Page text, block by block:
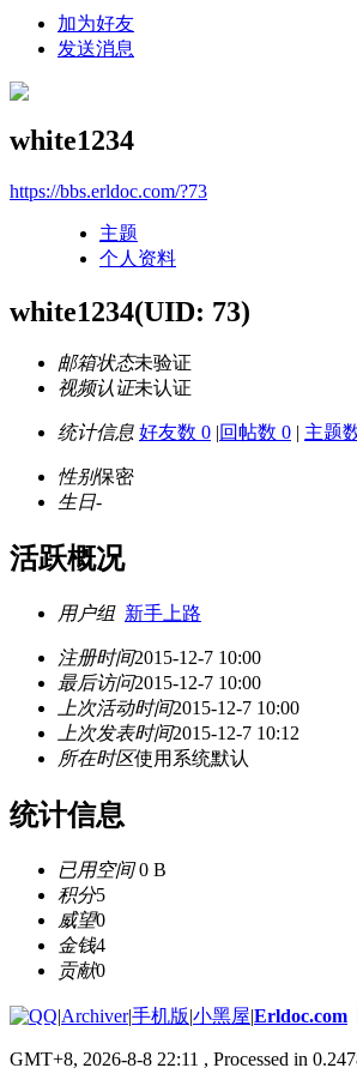
加为好友
发送消息
white1234
https://bbs.erldoc.com/?73
主题
个人资料
white1234(UID: 73)
邮箱状态未验证
视频认证未认证
统计信息 好友数 0 |回帖数 0 | 主题
性别保密
生日-
活跃概况
用户组 新手上路
注册时间2015-12-7 10:00
最后访问2015-12-7 10:00
上次活动时间2015-12-7 10:00
上次发表时间2015-12-7 10:12
所在时区使用系统默认
统计信息
已用空间0 B
积分5
威望0
金钱4
贡献0
|Archiver|手机版|小黑屋|Erldoc.com
GMT+8, 2026-8-8 22:11 , Processed in